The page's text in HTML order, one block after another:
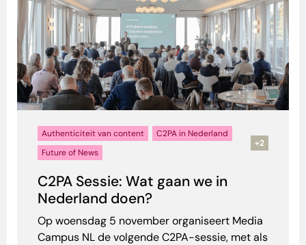
Authenticiteit van content
C2PA in Nederland
Future of News
+2
C2PA Sessie: Wat gaan we in
Nederland doen?
Op woensdag 5 november organiseert Media
Campus NL de volgende C2PA-sessie, met als